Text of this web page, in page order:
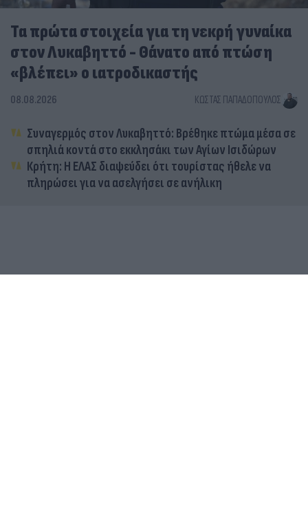
Τα πρώτα στοιχεία για τη νεκρή γυναίκα
στον Λυκαβηττό - Θάνατο από πτώση
«βλέπει» ο ιατροδικαστής
08.08.2026 ΚΏΣΤΑΣ ΠΑΠΑΔΌΠΟΥΛΟΣ
Συναγερμός στον Λυκαβηττό: Βρέθηκε πτώμα μέσα σε
σπηλιά κοντά στο εκκλησάκι των Αγίων Ισιδώρων
Κρήτη: Η ΕΛΑΣ διαψεύδει ότι τουρίστας ήθελε να
πληρώσει για να ασελγήσει σε ανήλικη